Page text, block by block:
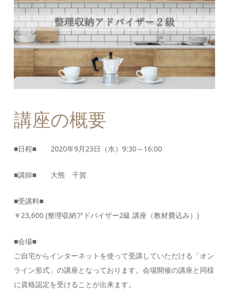
講座の概要
■日程■ 2020年9月23日（水）9:30～16:00
■講師■ 大熊 千賀
■受講料■
￥23,600 (整理収納アドバイザー2級 講座（教材費込み）)
■会場■
ご自宅からインターネットを使って受講していただける「オン
ライン形式」の講座となっております。会場開催の講座と同様
に資格認定を受けることが出来ます。